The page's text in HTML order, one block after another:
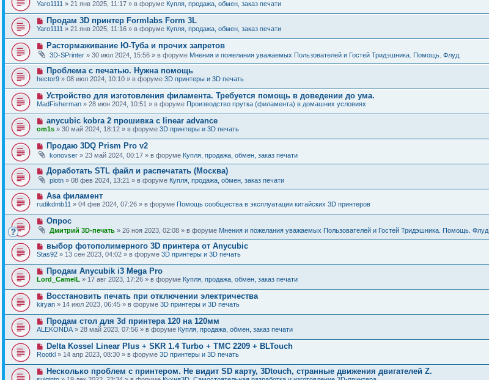
и
е
б
е
н
и
е
с
о
б
е
н
и
е
в
о
е
с
о
б
щ
е
н
и
е
Yaro1111 » 21 янв 2025, 11:17 » в форуме Купля, продажа, обмен, заказ печати
Н
о
в
о
е
с
о
б
е
н
и
е
Продам 3D принтер Formlabs Form 3L
Yaro1111 » 21 янв 2025, 11:16 » в форуме Купля, продажа, обмен, заказ печати
Н
в
о
е
с
о
о
б
е
н
и
е
Растормаживание Ю-Туба и прочих запретов
3D-SPrinter » 30 июл 2024, 15:56 » в форуме Мнения и пожелания уважаемых Пользователей и Гостей Тридэшника. Помощь. Флуд.
Н
о
в
о
е
с
о
о
б
е
н
и
е
Проблема с печатью. Нужна помощь
hector9 » 08 июл 2024, 10:10 » в форуме 3D принтеры и 3D печать
Н
о
в
о
е
с
о
б
щ
е
н
и
е
Устройство для изготовления филамента. Требуется помощь в доведении до ума.
MadFisherman » 28 июн 2024, 10:51 » в форуме Производство прутка (филамента) в домашних условиях
Н
о
в
о
е
с
о
о
б
щ
н
и
е
anycubic kobra 2 прошивка с linear advance
om1s » 30 май 2024, 18:12 » в форуме 3D принтеры и 3D печать
Н
в
о
е
с
о
о
б
е
н
и
е
Продаю 3DQ Prism Pro v2
konovser » 23 май 2024, 00:17 » в форуме Купля, продажа, обмен, заказ печати
Н
о
в
о
е
с
о
о
б
щ
н
и
е
Доработать STL файл и распечатать (Москва)
plotn » 08 фев 2024, 13:21 » в форуме Купля, продажа, обмен, заказ печати
Н
о
в
о
е
с
о
о
б
е
н
и
е
Asa филамент
rudikdmb11 » 04 фев 2024, 07:26 » в форуме Помощь сообщества в эксплуатации китайских 3D принтеров
Н
в
о
е
с
о
б
е
н
и
е
Опрос
Дмитрий 3D-печать » 26 ноя 2023, 02:08 » в форуме Мнения и пожелания уважаемых Пользователей и Гостей Тридэшника. Помощь. Флуд.
Н
о
в
о
е
с
о
б
щ
е
н
и
е
выбор фотополимерного 3D принтера от Anycubic
Stas92 » 13 сен 2023, 04:02 » в форуме 3D принтеры и 3D печать
Н
о
в
о
е
с
о
б
е
н
и
е
Продам Anycubik i3 Mega Pro
Lord_CamelL » 17 авг 2023, 17:26 » в форуме Купля, продажа, обмен, заказ печати
Н
о
в
о
е
с
о
б
е
н
Восстановить печать при отключении электричества
kiryan » 14 июл 2023, 06:45 » в форуме 3D принтеры и 3D печать
Н
о
в
о
е
с
о
б
Продам стол для 3d принтера 120 на 120мм
ALEKONDA » 28 май 2023, 07:56 » в форуме Купля, продажа, обмен, заказ печати
Н
о
в
о
е
Delta Kossel Linear Plus + SKR 1.4 Turbo + TMC 2209 + BLTouch
Rootkl » 14 апр 2023, 08:30 » в форуме 3D принтеры и 3D печать
Н
о
Несколько проблем с принтером. Не видит SD карту, 3Dtouch, странные движения двигателей Z.